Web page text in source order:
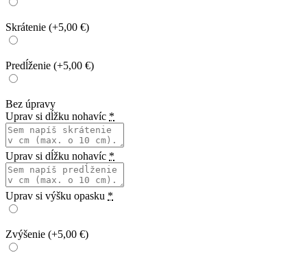
Skrátenie (+5,00 €)
Predĺženie (+5,00 €)
Bez úpravy
Uprav si dĺžku nohavíc *
Uprav si dĺžku nohavíc *
Uprav si výšku opasku *
Zvýšenie (+5,00 €)